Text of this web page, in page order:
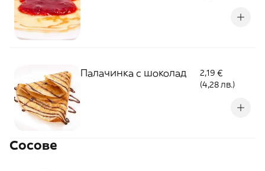
Палачинка с шоколад
2,19 €
(4,28 лв.)
Сосове